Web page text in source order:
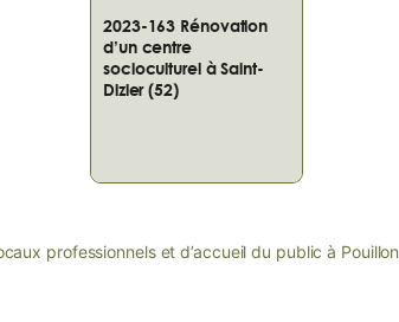
2023-163 Rénovation
d’un centre
socioculturel à Saint-
Dizier (52)
professionnels et d’accueil du public à Pouillon